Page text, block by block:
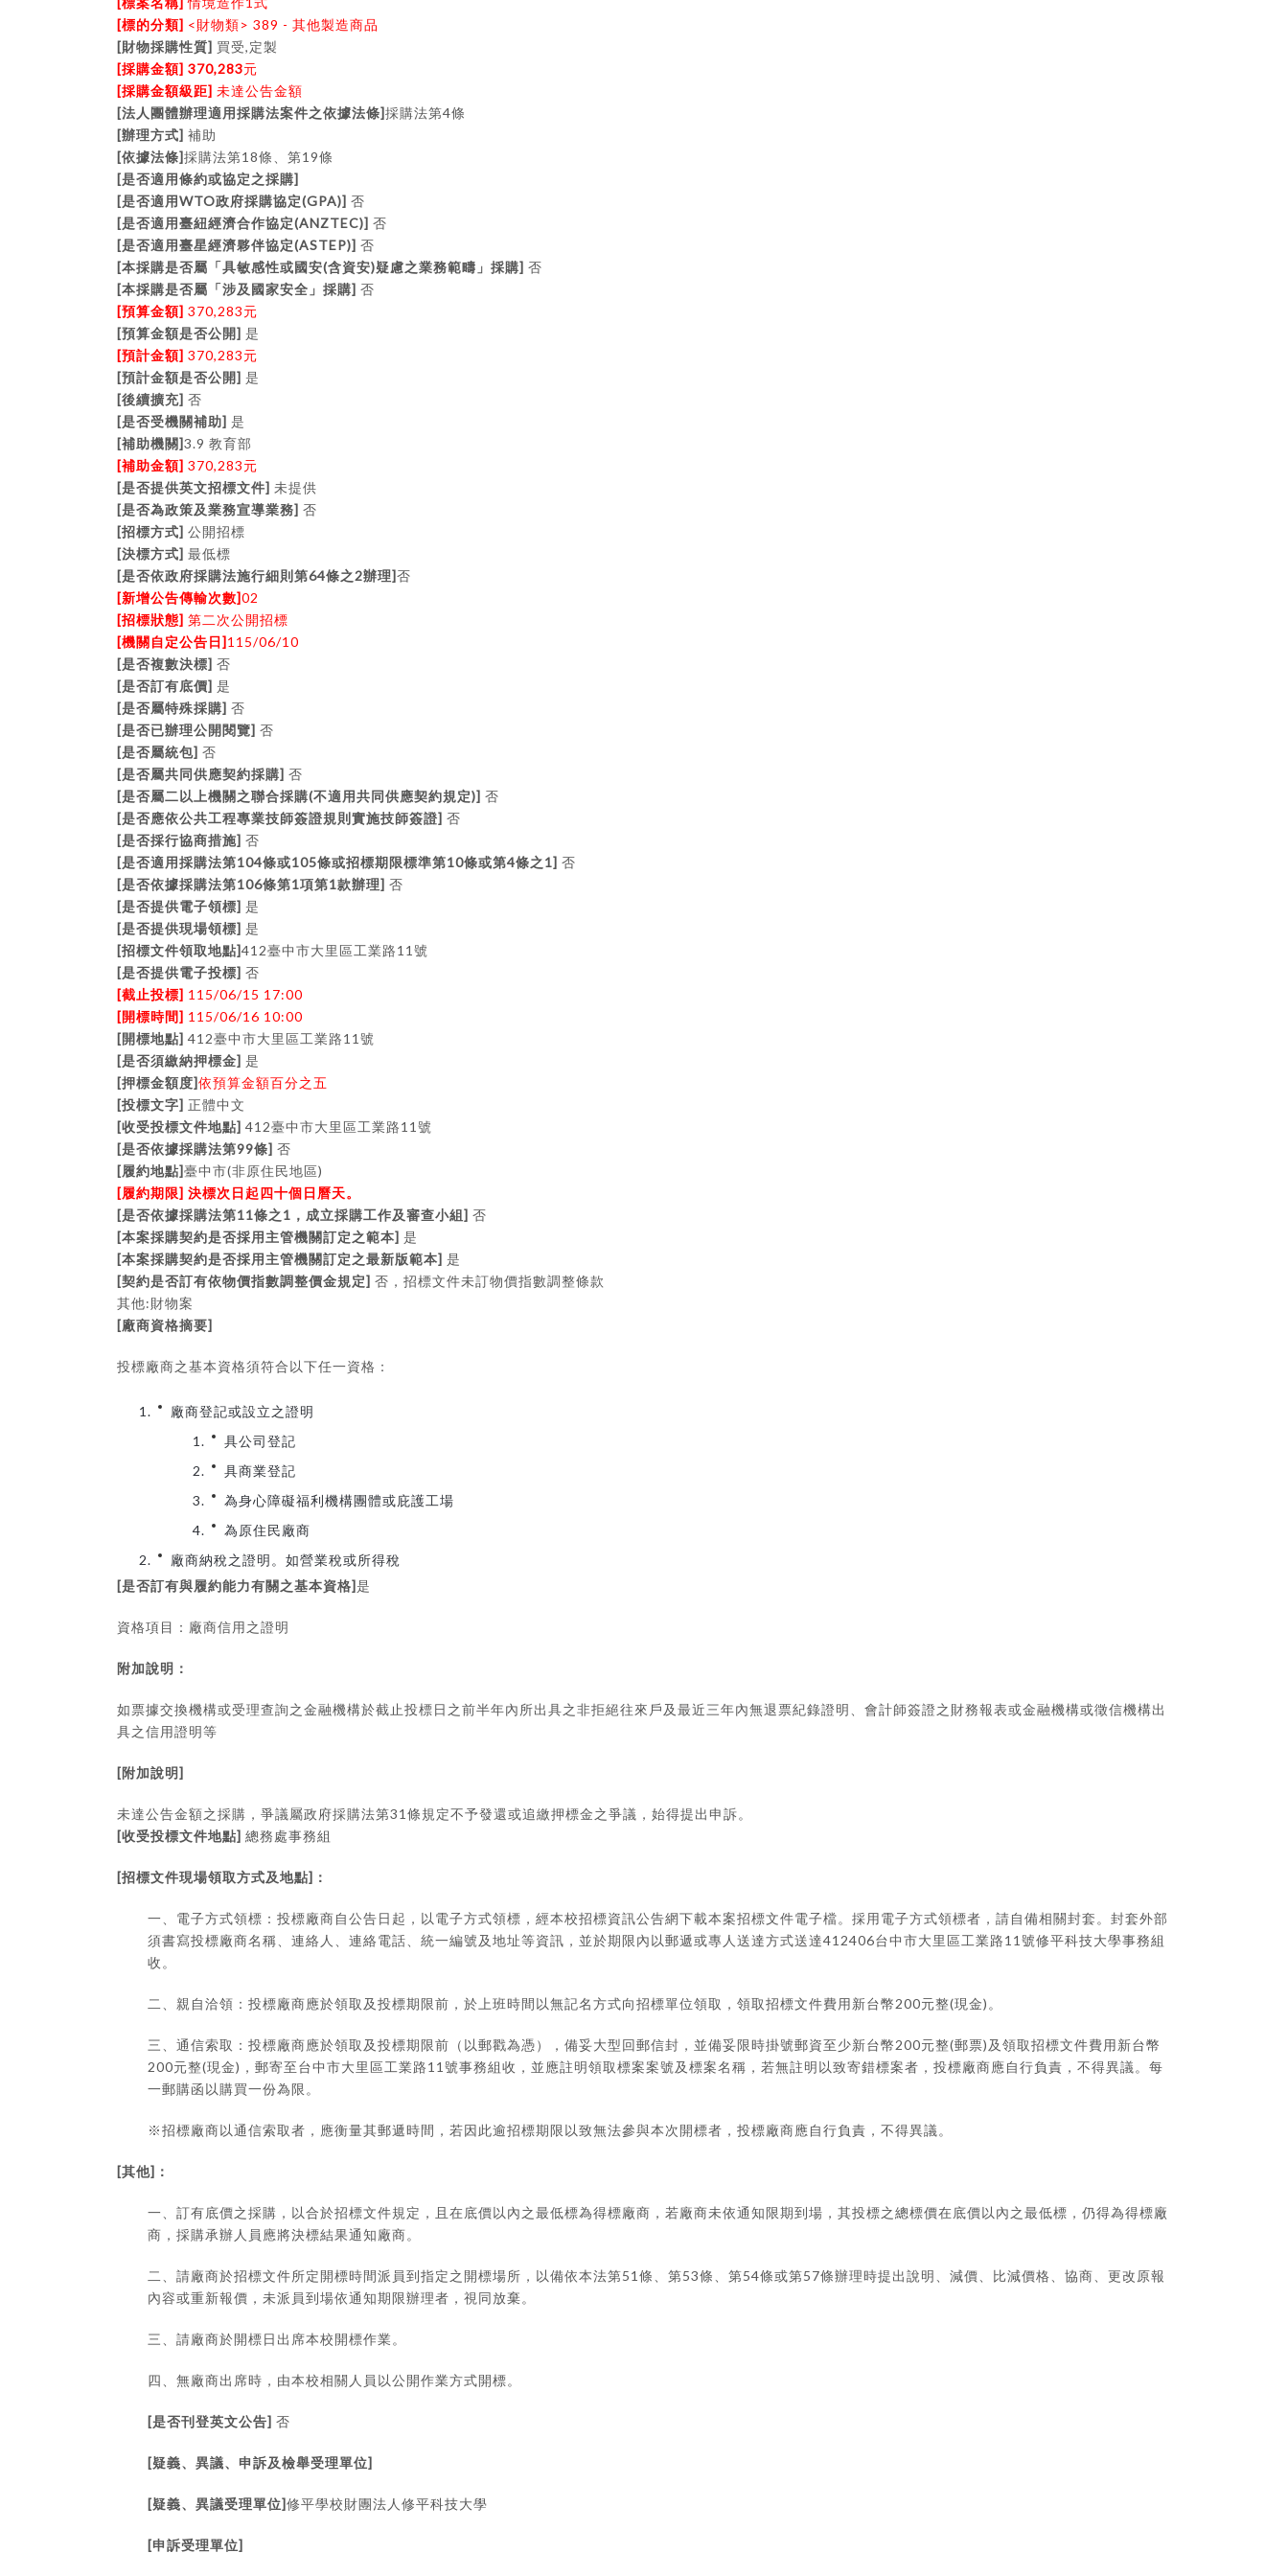
標案名稱 情境造作 式
[標的分類] < 財物類 > 389 - 其他製造商品
[財物採購性質] 買受, 定製
[採購金額] 370,283元
[採購金額級距] 未達公告金額
[法人團體辦理適用採購法案件之依據法條]採購法第4條
[辦理方式] 補助
[依據法條]採購法第18條、第19條
[是否適用條約或協定之採購]
[是否適用 WTO政府採購協定(GPA)] 否
[是否適用臺紐經濟合作協定(ANZTEC)] 否
[是否適用臺星經濟夥伴協定(ASTEP)] 否
[本採購是否屬「具敏感性或國安(含資安)疑慮之業務範疇」採購] 否
[本採購是否屬「涉及國家安全」採購] 否
[預算金額] 370,283 元
[預算金額是否公開 ] 是
[預計金額] 370,283 元
[預計金額是否公開 ] 是
[後續擴充] 否
[是否受機關補助] 是
[補助機關]3.9 教育部
[補助金額] 370,283 元
[是否提供英文招標文件] 未提供
[是否為政策及業務宣導業務] 否
[招標方式] 公開招標
[決標方式] 最低標
[是否依政府採購法施行細則第64條之2辦理]否
[新增公告傳輸次數]02
[招標狀態] 第二次公開招標
[機關自定公告日 ]115/06/10
[是否複數決標] 否
[是否訂有底價] 是
[是否屬特殊採購] 否
[是否已辦理公開閱覽] 否
[是否屬統包] 否
[是否屬共同供應契約採購] 否
[是否屬二以上機關之聯合採購(不適用共同供應契約規定)] 否
[是否應依公共工程專業技師簽證規則實施技師簽證] 否
[是否採行協商措施] 否
[是否適用採購法第104條或105條或招標期限標準第10條或第4條之 1] 否
[是否依據採購法第106條第1項第1款辦理] 否
[是否提供電子領標] 是
[是否提供現場領標] 是
[招標文件領取地點]412臺中市大里區工業路 11 號
[是否提供電子投標] 否
[截止投標] 115/06/15 17:00
[ 開標時間 ] 115/06/16 10:00
[ 開標地點] 412臺中市大里區工業路 11 號
[是否須繳納押標金] 是
[押標金額度]依預算金額百分之五
[投標文字] 正體中文
[收受投標文件地點] 412臺中市大里區工業路 11 號
[是否依據採購法第99條] 否
[履約地點]臺中市(非原住民地區)
[履約期限] 決標次日起四十個日曆天。
[是否依據採購法第11條之 1 ，成立採購工作及審查小組 ] 否
[本案採購契約是否採用主管機關訂定之範本] 是
[本案採購契約是否採用主管機關訂定之最新版範本] 是
[契約是否訂有依物價指數調整價金規定] 否，招標文件未訂物價指數調整條款
其他: 財物案
[廠商資格摘要]
投標廠商之基本資格須符合以下任一資格：
廠商登記或設立之證明
具公司登記
具商業登記
為身心障礙福利機構團體或庇護工場
為原住民廠商
廠商納稅之證明。如營業稅或所得稅
[是否訂有與履約能力有關之基本資格]是
資格項目：廠商信用之證明
附加說明：
如票據交換機構或受理查詢之金融機構於截止投標日之前半年內所出具之非拒絕往來戶及最近三年內無退票紀錄證明、會計師簽證之財務報表或金融機構或徵信機構出
具之信用證明等
[ 附加說明 ]
未達公告金額之採購，爭議屬政府採購法第31 條規定不予發還或追繳押標金之爭議，始得提出申訴。
[收受投標文件地點] 總務處事務組
[招標文件現場領取方式及地點] ：
一、電子方式領標：投標廠商自公告日起，以電子方式領標，經本校招標資訊公告網下載本案招標文件電子檔。採用電子方式領標者，請自備相關封套。封套外部
須書寫投標廠商名稱、連絡人、連絡電話、統一編號及地址等資訊，並於期限內以郵遞或專人送達方式送達412406台中市大里區工業路 11 號修平科技大學事務組
收。
二、親自洽領：投標廠商應於領取及投標期限前，於上班時間以無記名方式向招標單位領取，領取招標文件費用新台幣 200元整(現金) 。
三、通信索取：投標廠商應於領取及投標期限前（以郵戳為憑），備妥大型回郵信封，並備妥限時掛號郵資至少新台幣 200元整(郵票) 及領取招標文件費用新台幣
200元整(現金) ，郵寄至台中市大里區工業路 11 號事務組收，並應註明領取標案案號及標案名稱，若無註明以致寄錯標案者，投標廠商應自行負責，不得異議。每
一郵購函以購買一份為限。
※ 招標廠商以通信索取者，應衡量其郵遞時間，若因此逾招標期限以致無法參與本次開標者，投標廠商應自行負責，不得異議。
[其他] ：
一、訂有底價之採購，以合於招標文件規定，且在底價以內之最低標為得標廠商，若廠商未依通知限期到場，其投標之總標價在底價以內之最低標，仍得為得標廠
商，採購承辦人員應將決標結果通知廠商。
二、請廠商於招標文件所定開標時間派員到指定之開標場所，以備依本法第51 條、第53條、第54條或第57條辦理時提出說明、減價、比減價格、協商、更改原報
內容或重新報價，未派員到場依通知期限辦理者，視同放棄。
三、請廠商於開標日出席本校開標作業。
四、無廠商出席時，由本校相關人員以公開作業方式開標。
[是否刊登英文公告] 否
[疑義、異議、申訴及檢舉受理單位]
[疑義、異議受理單位]修平學校財團法人修平科技大學
[申訴受理單位]